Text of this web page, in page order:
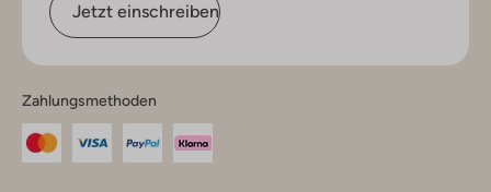
Jetzt einschreiben
Zahlungsmethoden